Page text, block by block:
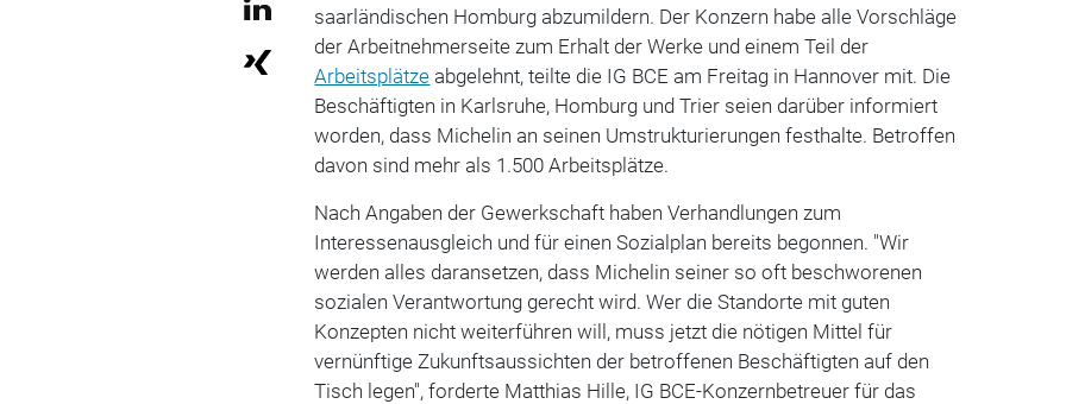
saarländischen Homburg abzumildern. Der Konzern habe alle Vorschläge
der Arbeitnehmerseite zum Erhalt der Werke und einem Teil der
Arbeitsplätze abgelehnt, teilte die IG BCE am Freitag in Hannover mit. Die
Beschäftigten in Karlsruhe, Homburg und Trier seien darüber informiert
worden, dass Michelin an seinen Umstrukturierungen festhalte. Betroffen
davon sind mehr als 1.500 Arbeitsplätze.
Nach Angaben der Gewerkschaft haben Verhandlungen zum
Interessenausgleich und für einen Sozialplan bereits begonnen. "Wir
werden alles daransetzen, dass Michelin seiner so oft beschworenen
sozialen Verantwortung gerecht wird. Wer die Standorte mit guten
Konzepten nicht weiterführen will, muss jetzt die nötigen Mittel für
vernünftige Zukunftsaussichten der betroffenen Beschäftigten auf den
Tisch legen", forderte Matthias Hille, IG BCE-Konzernbetreuer für das